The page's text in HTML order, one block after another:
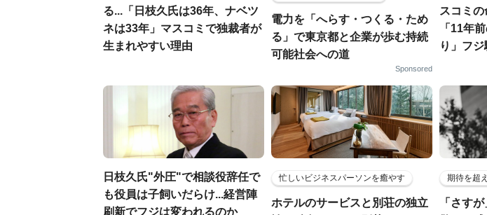
る...「日枝久氏は36年、ナベツ
ネは33年」マスコミで独裁者が
生まれやすい理由
電力を「へらす・つくる・ため
る」で東京都と企業が歩む持続
可能社会への道
Sponsored
スコミ
「11年
り」フ
日枝久氏"外圧"で相談役辞任で
も役員は子飼いだらけ...経営陣
刷新でフジは変われるのか
忙しいビジネスパーソンを癒やす
ホテルのサービスと別荘の独立
期待を超
「さす